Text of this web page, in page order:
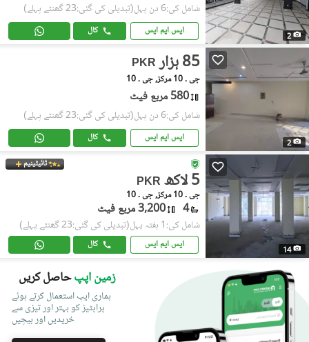
2
شامل کی:6 دن پہل (تبدیلی کی گئی:23 گھنٹے پہلے)
ایس ایم ایس کال
2
PKR 85 ہزار
جی ۔ 10 مرکز, جی ۔ 10
580 مربع فیٹ
شامل کی:6 دن پہل (تبدیلی کی گئی:23 گھنٹے پہلے)
ایس ایم ایس کال
14
ٹائیٹینیم
PKR 5 لاکھ
جی ۔ 10 مرکز, جی ۔ 10
4 3,200 مربع فیٹ
شامل کی:1 ہفتہ پہل (تبدیلی کی گئی:23 گھنٹے پہلے)
ایس ایم ایس کال
زمین اپپحاصل کریں
ہماری ایپ استعمال کرتے ہوئے
پراپٹیز کو بہتر اور تیزی سے
خریدیں اور بیچیں